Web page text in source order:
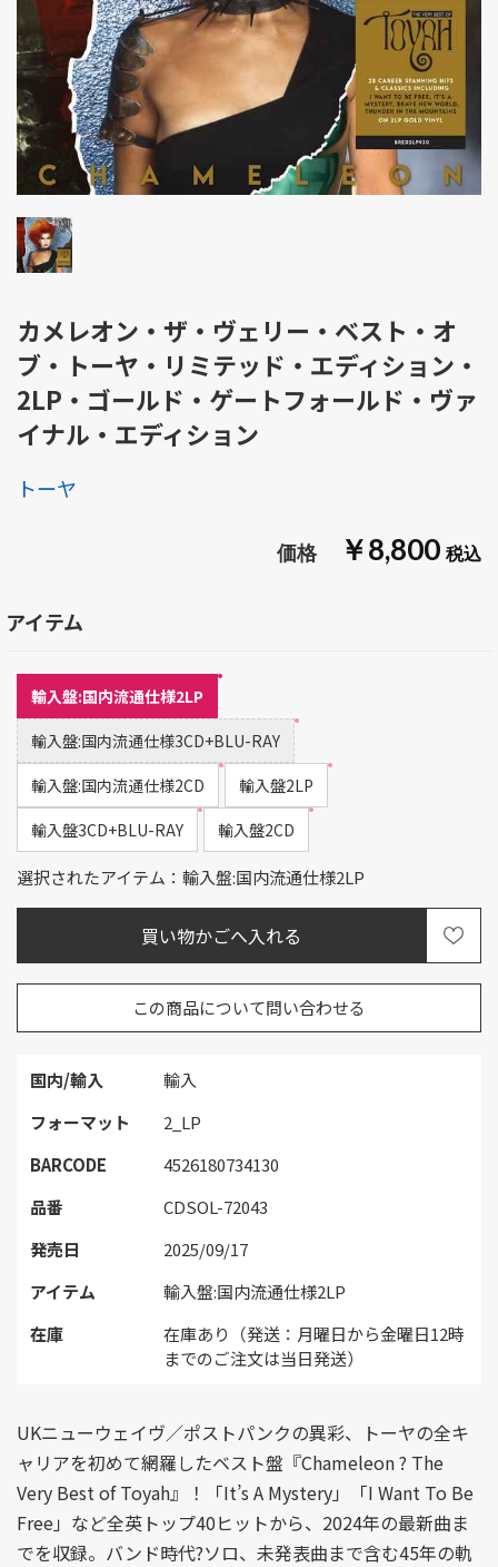
カメレオン・ザ・ヴェリー・ベスト・オ
ブ・トーヤ・リミテッド・エディション・
2LP・ゴールド・ゲートフォールド・ヴァ
イナル・エディション
￥8,800
国内/輸入
輸入
フォーマット
2_LP
BARCODE
4526180734130
品番
CDSOL-72043
発売日
2025/09/17
アイテム
輸入盤:国内流通仕様2LP
在庫
在庫あり（発送：月曜日から金曜日12時
までのご注文は当日発送）
アイテム
輸入盤:国内流通仕様2LP
輸入盤:国内流通仕様3CD+BLU-RAY
輸入盤:国内流通仕様2CD
輸入盤2LP
輸入盤3CD+BLU-RAY
輸入盤2CD
選択されたアイテム：輸入盤:国内流通仕様2LP
この商品について問い合わせる
トーヤ
UKニューウェイヴ／ポストパンクの異彩、トーヤの全キ
ャリアを初めて網羅したベスト盤『Chameleon ? The
Very Best of Toyah』！「It’s A Mystery」「I Want To Be
Free」など全英トップ40ヒットから、2024年の最新曲ま
でを収録。バンド時代?ソロ、未発表曲まで含む45年の軌